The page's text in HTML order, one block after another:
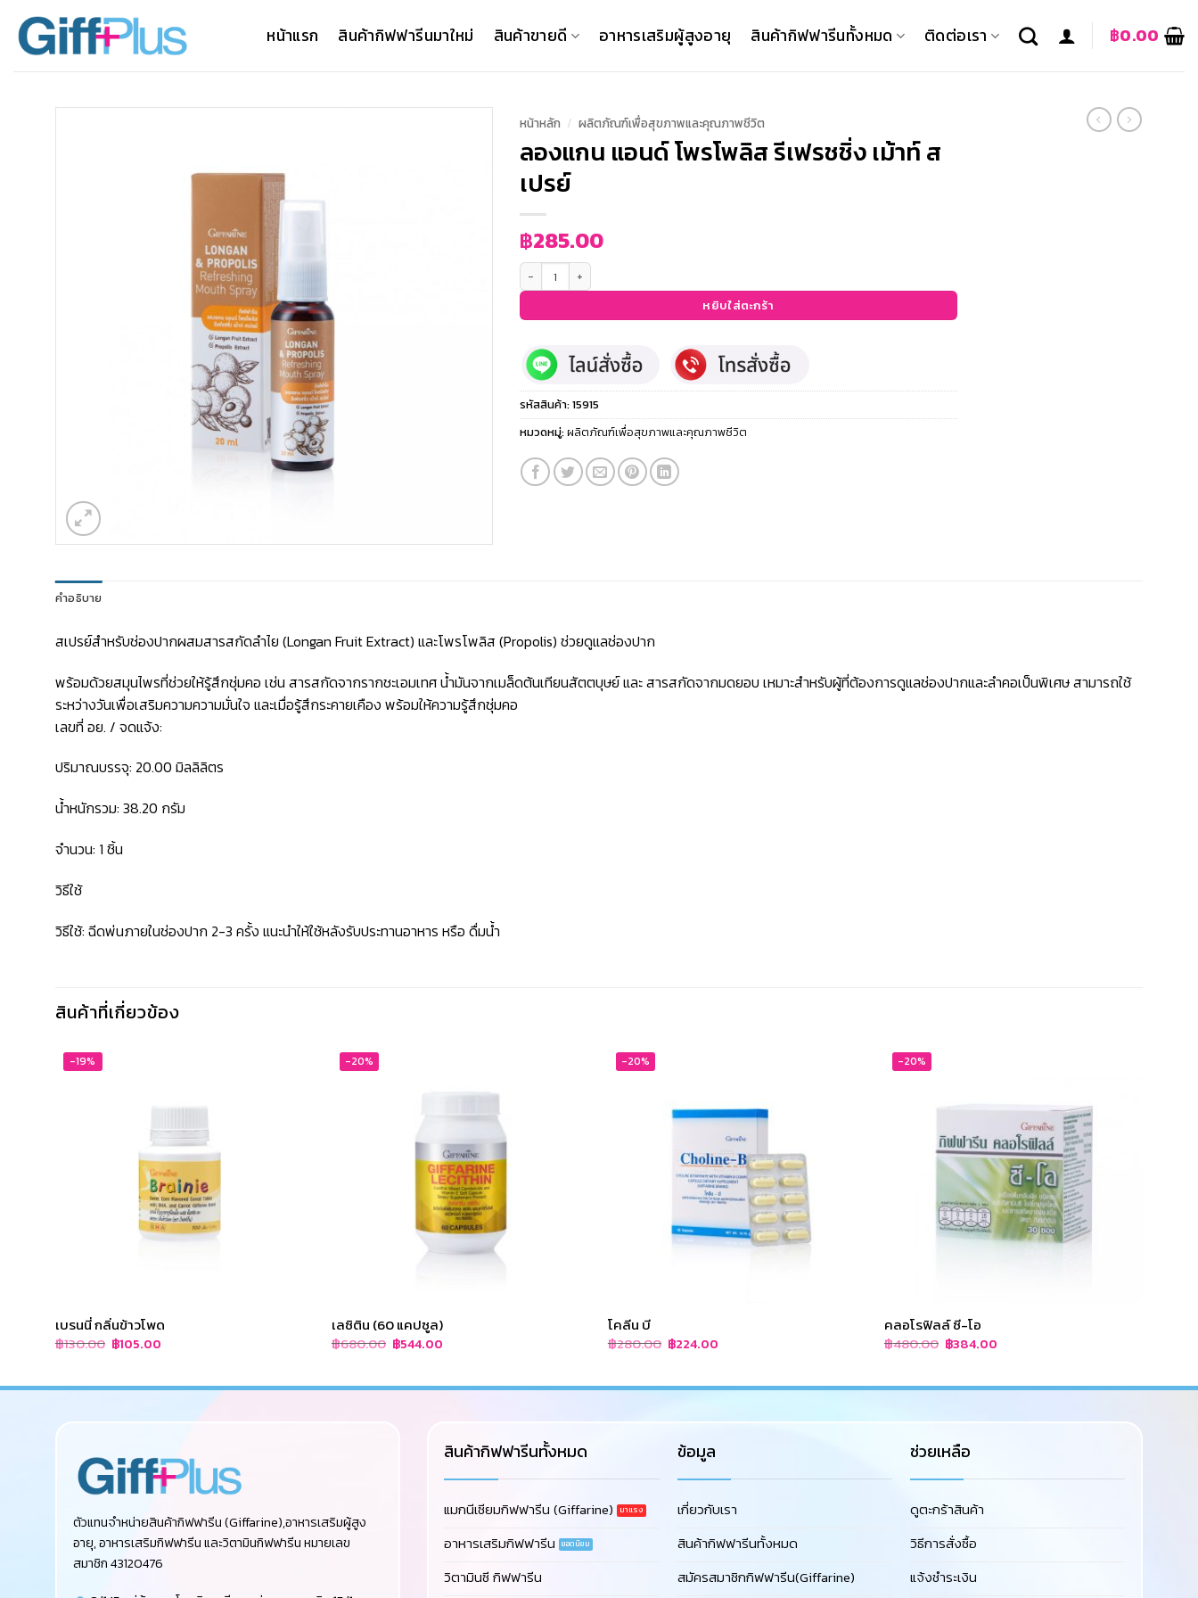
เนื้อหา
หน้าแรก สินค้ากิฟฟารีนมาใหม่ สินค้าขายดี อาหารเสริมผู้สูงอายุ สินค้ากิฟฟารีนทั้งหมด ติดต่อเรา ฿0.00
หน้าหลัก / ผลิตภัณฑ์เพื่อสุขภาพและคุณภาพชีวิต
ลองแกน แอนด์ โพรโพลิส รีเฟรชชิ่ง เม้าท์ ส
เปรย์
฿285.00
จำนวน ลองแกน แอนด์ โพรโพลิส รีเฟรชชิ่ง เม้าท์ สเปรย์ ชิ้น
หยิบใส่ตะกร้า
รหัสสินค้า:15915
หมวดหมู่:ผลิตภัณฑ์เพื่อสุขภาพและคุณภาพชีวิต
คำอธิบาย
สเปรย์สำหรับช่องปากผสมสารสกัดลำไย (Longan Fruit Extract) และโพรโพลิส (Propolis) ช่วยดูแลช่องปาก
พร้อมด้วยสมุนไพรที่ช่วยให้รู้สึกชุ่มคอ เช่น สารสกัดจากรากชะเอมเทศ น้ำมันจากเมล็ดต้นเทียนสัตตบุษย์ และ สารสกัดจากมดยอบ เหมาะสำหรับผู้ที่ต้องการดูแลช่องปากและลำคอเป็นพิเศษ สามารถใช้
ระหว่างวันเพื่อเสริมความความมั่นใจ และเมื่อรู้สึกระคายเคือง พร้อมให้ความรู้สึกชุ่มคอ
เลขที่ อย. / จดแจ้ง:
ปริมาณบรรจุ: 20.00 มิลลิลิตร
น้ำหนักรวม: 38.20 กรัม
จำนวน: 1 ชิ้น
วิธีใช้
วิธีใช้: ฉีดพ่นภายในช่องปาก 2-3 ครั้ง แนะนำให้ใช้หลังรับประทานอาหาร หรือ ดื่มน้ำ
สินค้าที่เกี่ยวข้อง
-19%
เบรนนี่ กลิ่นข้าวโพด
฿130.00 Original
price
฿105.00
-20%
เลซิติน (60 แคปซูล)
฿680.00 Original
price
฿544.00
-20%
โคลีน บี
฿280.00 Original
price
฿224.00
-20%
คลอโรฟิลล์ ซี-โอ
฿480.00 Original
price
฿384.00
ตัวแทนจำหน่ายสินค้ากิฟฟารีน (Giffarine),อาหารเสริมผู้สูง
อายุ, อาหารเสริมกิฟฟารีน และวิตามินกิฟฟารีน หมายเลข
สมาชิก 43120476
สินค้ากิฟฟารีนทั้งหมด
แมกนีเซียมกิฟฟารีน (Giffarine)
อาหารเสริมกิฟฟารีน
วิตามินซี กิฟฟารีน
ข้อมูล
เกี่ยวกับเรา
สินค้ากิฟฟารีนทั้งหมด
สมัครสมาชิกกิฟฟารีน(Giffarine)
ช่วยเหลือ
ดูตะกร้าสินค้า
วิธีการสั่งซื้อ
แจ้งชำระเงิน